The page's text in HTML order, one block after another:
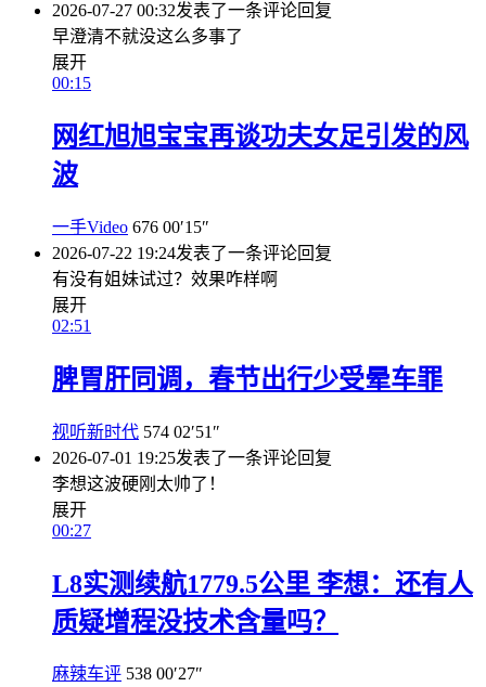
2026-07-27 00:32发表了一条评论回复
早澄清不就没这么多事了
展开
00:15
网红旭旭宝宝再谈功夫女足引发的风
波
一手Video 676 00′15″
2026-07-22 19:24发表了一条评论回复
有没有姐妹试过？效果咋样啊
展开
02:51
脾胃肝同调，春节出行少受晕车罪
视听新时代 574 02′51″
2026-07-01 19:25发表了一条评论回复
李想这波硬刚太帅了！
展开
00:27
L8实测续航1779.5公里 李想：还有人
质疑增程没技术含量吗？
麻辣车评 538 00′27″